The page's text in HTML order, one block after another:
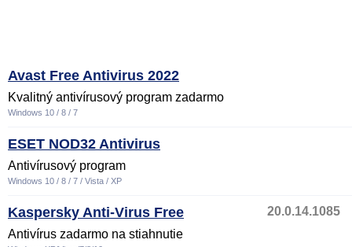
Avast Free Antivirus 2022
Kvalitný antivírusový program zadarmo
Windows 10 / 8 / 7
ESET NOD32 Antivirus
Antivírusový program
Windows 10 / 8 / 7 / Vista / XP
Kaspersky Anti-Virus Free
20.0.14.1085
Antivírus zadarmo na stiahnutie